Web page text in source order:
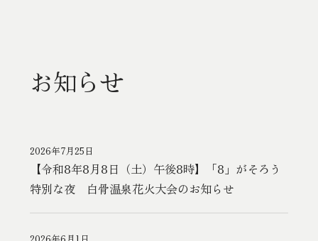
お知らせ
2026年7月25日
【令和8年8月8日（土）午後8時】「8」がそろう
特別な夜 白骨温泉花火大会のお知らせ